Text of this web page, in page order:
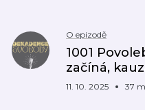
O epizodě
1001
začíná,
11. 10. 2025 37